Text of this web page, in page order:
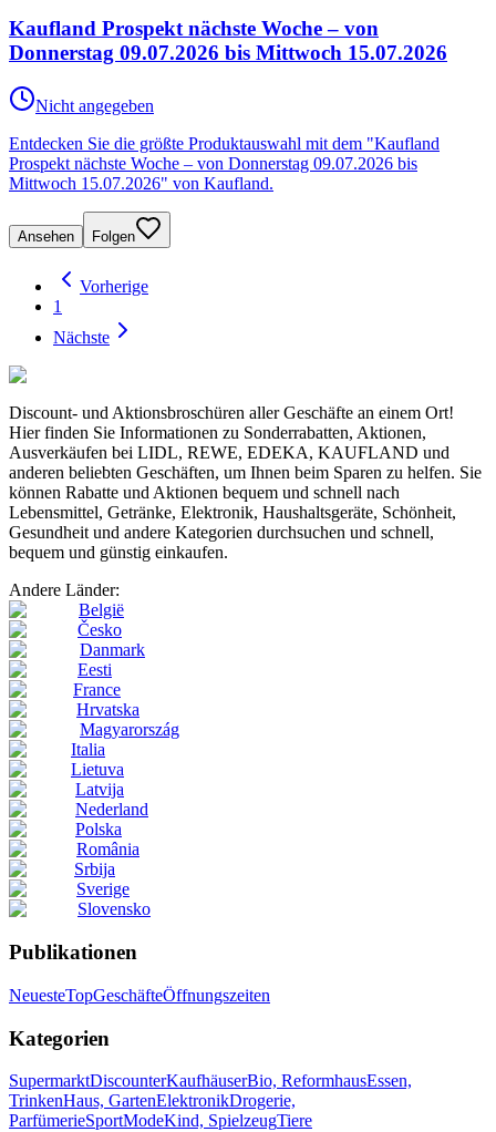
Kaufland Prospekt nächste Woche – von
Donnerstag 09.07.2026 bis Mittwoch 15.07.2026
Nicht angegeben
Entdecken Sie die größte Produktauswahl mit dem "Kaufland
Prospekt nächste Woche – von Donnerstag 09.07.2026 bis
Mittwoch 15.07.2026" von Kaufland.
Ansehen Folgen
Vorherige
1
Nächste
Discount- und Aktionsbroschüren aller Geschäfte an einem Ort!
Hier finden Sie Informationen zu Sonderrabatten, Aktionen,
Ausverkäufen bei LIDL, REWE, EDEKA, KAUFLAND und
anderen beliebten Geschäften, um Ihnen beim Sparen zu helfen. Sie
können Rabatte und Aktionen bequem und schnell nach
Lebensmittel, Getränke, Elektronik, Haushaltsgeräte, Schönheit,
Gesundheit und andere Kategorien durchsuchen und schnell,
bequem und günstig einkaufen.
Andere Länder:
België
Česko
Danmark
Eesti
France
Hrvatska
Magyarország
Italia
Lietuva
Latvija
Nederland
Polska
România
Srbija
Sverige
Slovensko
Publikationen
NeuesteTopGeschäfteÖffnungszeiten
Kategorien
SupermarktDiscounterKaufhäuserBio, ReformhausEssen,
TrinkenHaus, GartenElektronikDrogerie,
ParfümerieSportModeKind, SpielzeugTiere